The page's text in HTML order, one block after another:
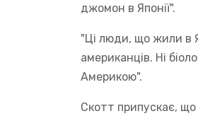
джомон в Японії".
"Ці люди, що жили в
американців. Ні
Америкою".
Скотт припускає, що